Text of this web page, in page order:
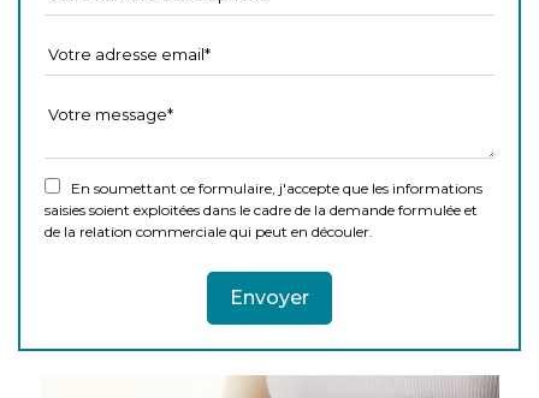
En soumettant ce formulaire, j'accepte que les informations
saisies soient exploitées dans le cadre de la demande formulée et
de la relation commerciale qui peut en découler.